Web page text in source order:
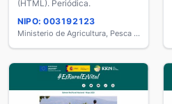
(HTML). Periódica.
NIPO: 003192123
Ministerio de Agricultura, Pesca y Alimentación